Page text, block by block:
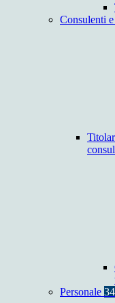
Consulenti
Personale